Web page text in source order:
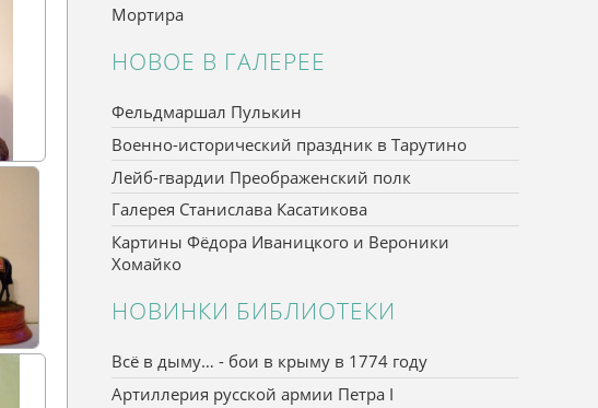
Мортира
НОВОЕ В ГАЛЕРЕЕ
Фельдмаршал Пулькин
Военно-исторический праздник в Тарутино
Лейб-гвардии Преображенский полк
Галерея Станислава Касатикова
Картины Фёдора Иваницкого и Вероники
Хомайко
НОВИНКИ БИБЛИОТЕКИ
Всё в дыму… - бои в крыму в 1774 году
Артиллерия русской армии Петра I